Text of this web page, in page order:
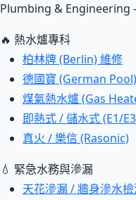
Plumbing & Engineering
🔥 熱水爐專科
柏林牌 (Berlin) 維修
德國寶 (German
煤氣熱水爐 (Gas
即熱式 / 儲水式 (E1/
真火 / 樂信 (Rasonic)
💧 緊急水務與滲漏
天花滲漏 / 牆身滲水檢